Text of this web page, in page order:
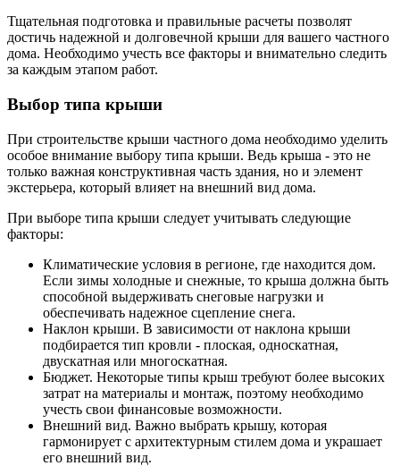
Тщательная подготовка и правильные расчеты позволят
достичь надежной и долговечной крыши для вашего частного
дома. Необходимо учесть все факторы и внимательно следить
за каждым этапом работ.
Выбор типа крыши
При строительстве крыши частного дома необходимо уделить
особое внимание выбору типа крыши. Ведь крыша - это не
только важная конструктивная часть здания, но и элемент
экстерьера, который влияет на внешний вид дома.
При выборе типа крыши следует учитывать следующие
факторы:
Климатические условия в регионе, где находится дом.
Если зимы холодные и снежные, то крыша должна быть
способной выдерживать снеговые нагрузки и
обеспечивать надежное сцепление снега.
Наклон крыши. В зависимости от наклона крыши
подбирается тип кровли - плоская, односкатная,
двускатная или многоскатная.
Бюджет. Некоторые типы крыш требуют более высоких
затрат на материалы и монтаж, поэтому необходимо
учесть свои финансовые возможности.
Внешний вид. Важно выбрать крышу, которая
гармонирует с архитектурным стилем дома и украшает
его внешний вид.